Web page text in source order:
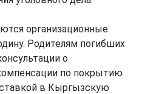
организационные
Родителям погибших
о
по покрытию
в Кыргызскую